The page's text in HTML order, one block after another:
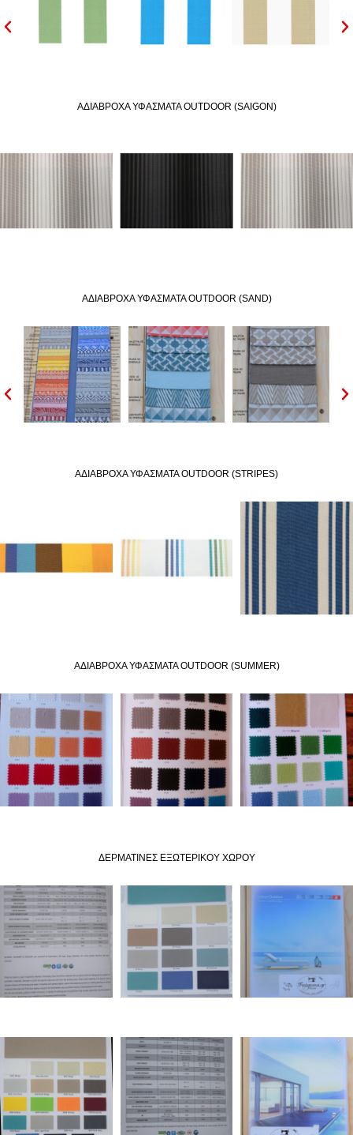
ΑΔIΑΒΡΟΧΑ ΥΦΑΣΜΑΤΑ OUTDOOR (SAIGON)
ΑΔIΑΒΡΟΧΑ ΥΦΑΣΜΑΤΑ OUTDOOR (SAND)
ΑΔIΑΒΡΟΧΑ ΥΦΑΣΜΑΤΑ OUTDOOR (STRIPES)
ΑΔIΑΒΡΟΧΑ ΥΦΑΣΜΑΤΑ OUTDOOR (SUMMER)
ΔΕΡΜΑΤΙΝΕΣ ΕΞΩΤΕΡΙΚΟΥ ΧΩΡΟΥ